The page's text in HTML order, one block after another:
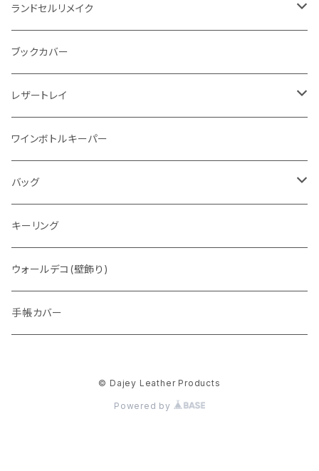
"Crammy"L字フラップウォレット
"メッセージ"カリグラフィーウォレット
ラウンドファスナー
ランドセルリメイク
写真立て
ブックカバー
レザートレイ
番外編"Wave"
通常盤
ワインボトルキーパー
バッグ
トートバッグ
ウォレットバッグ
キーリング
ウォールデコ(壁飾り)
手帳カバー
© Dajey Leather Products
Powered by